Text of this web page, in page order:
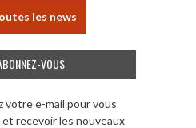
les news
VOUS
votre e-mail pour vous
recevoir les nouveaux